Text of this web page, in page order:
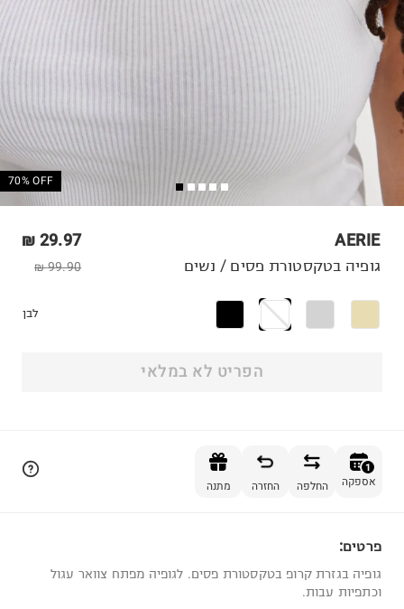
70% OFF
AERIE
29.97 ₪
99.90 ₪ גופיה בטקסטורת פסים / נשים
לבן
הפריט לא במלאי
1
אספקה החלפה החזרה מתנה
פרטים:
גופיה בגזרת קרופ בטקסטורת פסים. לגופיה מפתח צוואר עגול
וכתפיות עבות.